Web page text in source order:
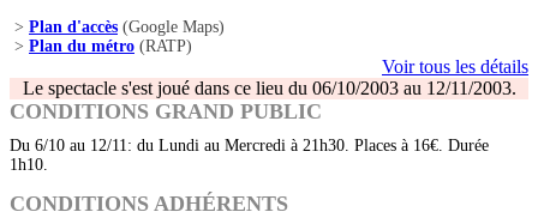
> Plan d'accès (Google Maps)
> Plan du métro (RATP)
Voir tous les détails
Le spectacle s'est joué dans ce lieu du 06/10/2003 au 12/11/2003.
CONDITIONS GRAND PUBLIC
Du 6/10 au 12/11: du Lundi au Mercredi à 21h30. Places à 16€. Durée
1h10.
CONDITIONS ADHÉRENTS